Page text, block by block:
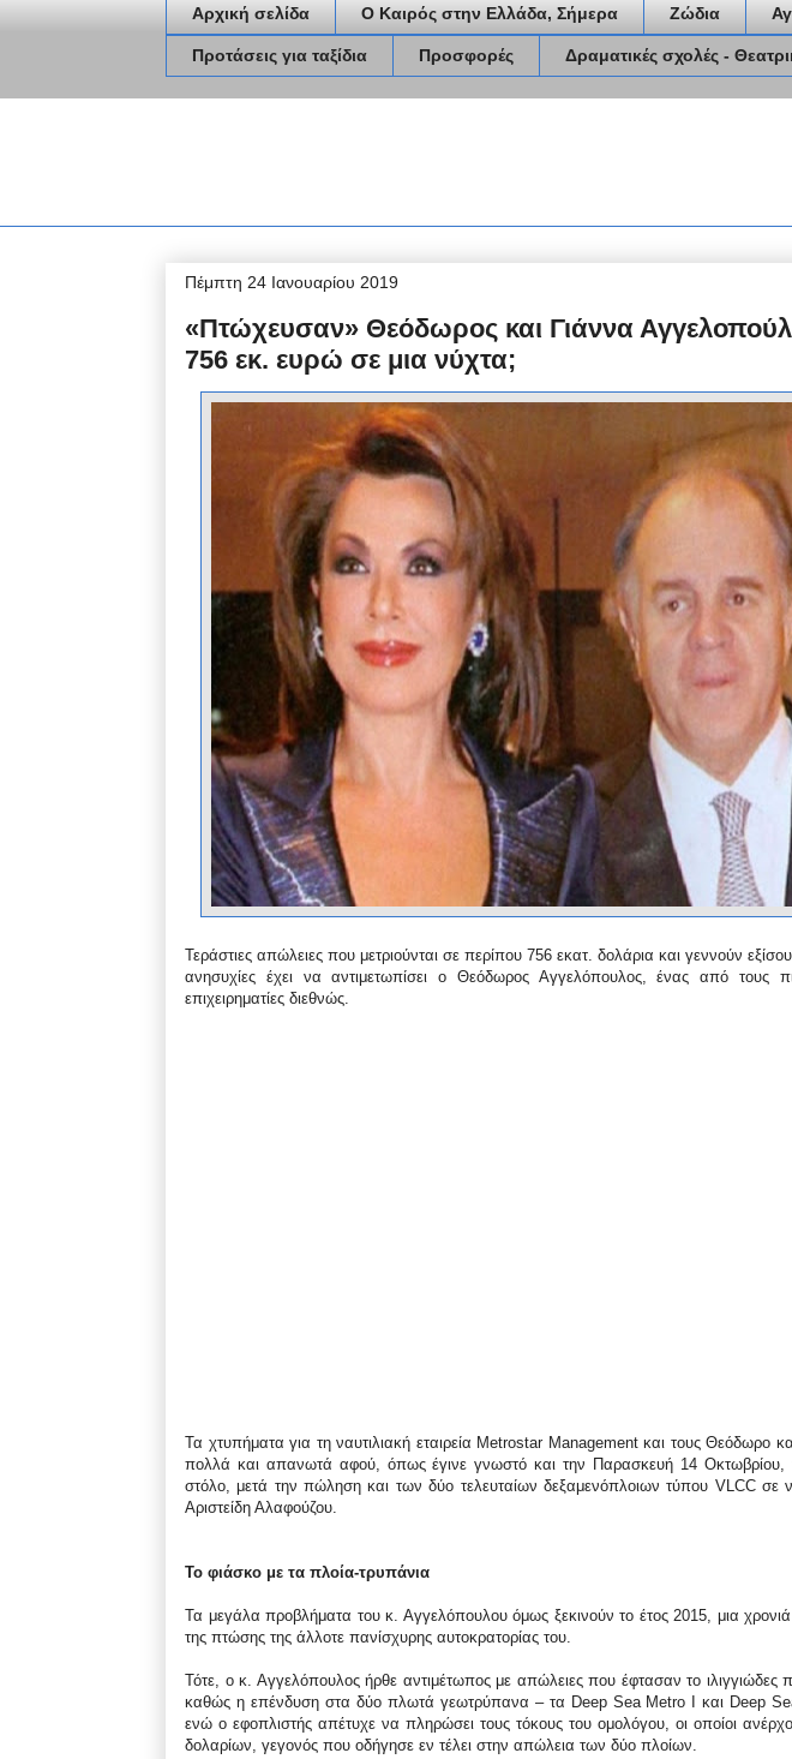
Αρχική σελίδα Ο Καιρός στην Ελλάδα, Σήμερα Ζώδια
Προτάσεις για ταξίδια Προσφορές Δραματικές σχολές -
Πέμπτη 24 Ιανουαρίου 2019
«Πτώχευσαν» Θεόδωρος και Γιάννα
756 εκ. ευρώ σε μια νύχτα;
Τεράστιες απώλειες που μετριούνται σε περίπου 756 εκατ. δολάρια και γεννούν
ανησυχίες έχει να αντιμετωπίσει ο Θεόδωρος Αγγελόπουλος, ένας από τους
επιχειρηματίες διεθνώς.
Τα χτυπήματα για τη ναυτιλιακή εταιρεία Metrostar Management και τους Θεόδωρο
πολλά και απανωτά αφού, όπως έγινε γνωστό και την Παρασκευή 14 Οκτωβρίου, η
στόλο, μετά την πώληση και των δύο τελευταίων δεξαμενόπλοιων τύπου VLCC σε
Αριστείδη Αλαφούζου.
Το φιάσκο με τα πλοία-τρυπάνια
Τα μεγάλα προβλήματα του κ. Αγγελόπουλου όμως ξεκινούν το έτος 2015, μια
της πτώσης της άλλοτε πανίσχυρης αυτοκρατορίας του.
Τότε, ο κ. Αγγελόπουλος ήρθε αντιμέτωπος με απώλειες που έφτασαν το
καθώς η επένδυση στα δύο πλωτά γεωτρύπανα – τα Deep Sea Metro I και Deep
ενώ ο εφοπλιστής απέτυχε να πληρώσει τους τόκους του ομολόγου, οι οποίοι
δολαρίων, γεγονός που οδήγησε εν τέλει στην απώλεια των δύο πλοίων.